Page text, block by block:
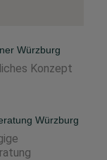
Würzburg
Konzept
Würzburg